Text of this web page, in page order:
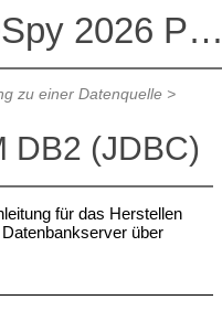
Altova DatabaseSpy 2026
zu einer Datenquelle>
DB2 (JDBC)
für das Herstellen
über